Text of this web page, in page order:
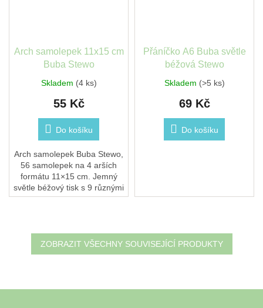
Arch samolepek 11x15 cm
Buba Stewo
Skladem (4 ks)
55 Kč
Do košíku
Arch samolepek Buba Stewo,
56 samolepek na 4 arších
formátu 11×15 cm. Jemný
světle béžový tisk s 9 různými
motivy, papír FSC® MIX.
Přáníčko A6 Buba světle
béžová Stewo
Skladem (>5 ks)
69 Kč
Do košíku
ZOBRAZIT VŠECHNY SOUVISEJÍCÍ PRODUKTY